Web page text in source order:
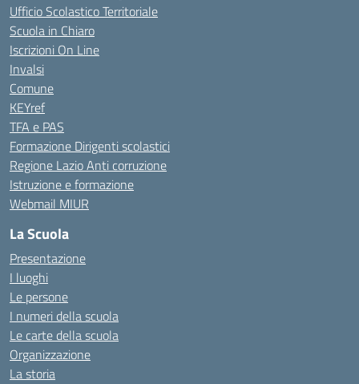
Ufficio Scolastico Territoriale
Scuola in Chiaro
Iscrizioni On Line
Invalsi
Comune
KEYref
TFA e PAS
Formazione Dirigenti scolastici
Regione Lazio Anti corruzione
Istruzione e formazione
Webmail MIUR
La Scuola
Presentazione
I luoghi
Le persone
I numeri della scuola
Le carte della scuola
Organizzazione
La storia